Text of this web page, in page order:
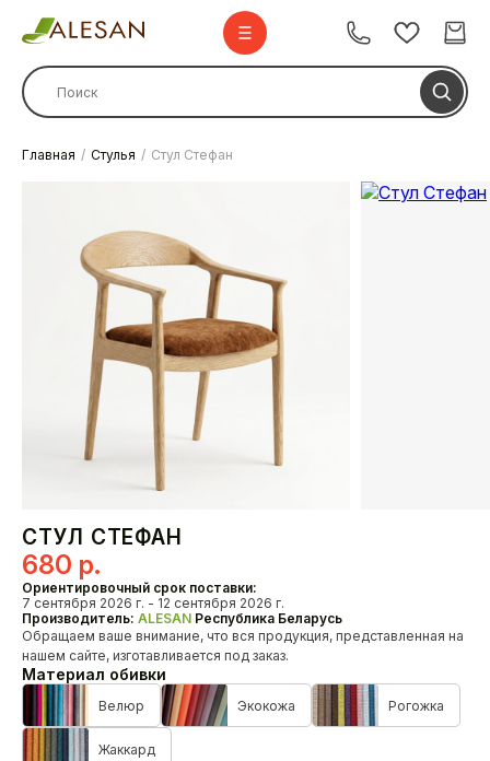
Стулья барные
Столы
Комплекты
Диваны
О нас
HoReCa
Доставка и оплата
Наши проекты
Дизайнерам
Дилерам
Как связаться с нами?
Главная Стулья Стул Стефан
СТУЛ СТЕФАН
680 р.
Ориентировочный срок поставки:
7 сентября 2026 г. - 12 сентября 2026 г.
Производитель: ALESAN Республика Беларусь
Обращаем ваше внимание, что вся продукция, представленная на
нашем сайте, изготавливается под заказ.
Материал обивки
Велюр Экокожа Рогожка
Жаккард